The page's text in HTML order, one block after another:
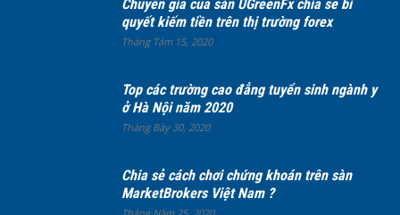
Chuyên gia của sàn UGreenFx chia sẻ bí
quyết kiếm tiền trên thị trường forex
Tháng Tám 15, 2020
Top các trường cao đẳng tuyển sinh ngành y
ở Hà Nội năm 2020
Tháng Bảy 30, 2020
Chia sẻ cách chơi chứng khoán trên sàn
MarketBrokers Việt Nam ?